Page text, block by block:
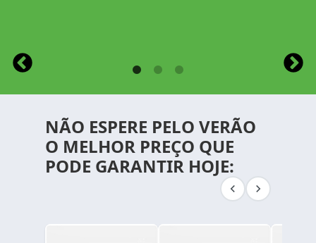
NÃO ESPERE PELO VERÃO
O MELHOR PREÇO QUE
PODE GARANTIR HOJE: